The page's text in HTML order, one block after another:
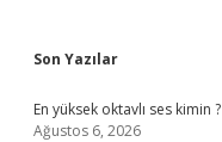
Sidebar
Son Yazılar
En yüksek oktavlı ses kimin ?
Ağustos 6, 2026